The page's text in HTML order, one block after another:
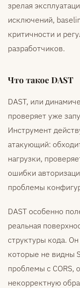
зрелая
исключений,
критичности и
разработчиков.
Что такое DAST
DAST, или
проверяет уже
Инструмент
атакующий:
нагрузки,
ошибки
проблемы
DAST особенно
реальная
структуры кода.
которые не видны
проблемы с CORS,
некорректную